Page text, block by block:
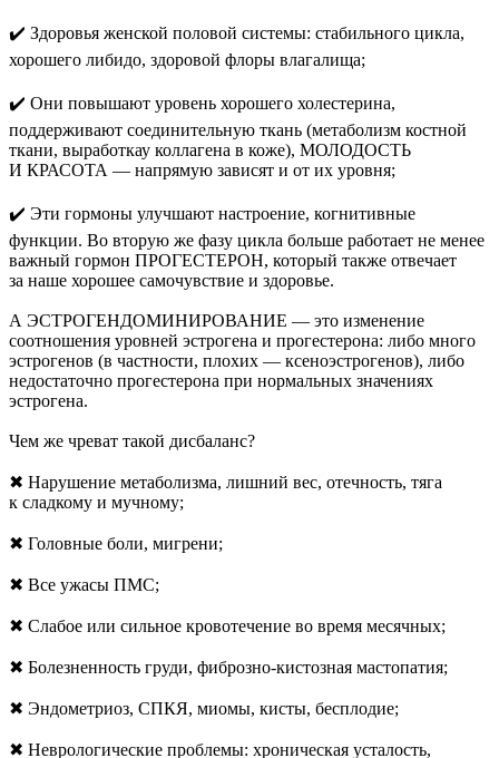
✔️ Здоровья женской половой системы: стабильного цикла,
хорошего либидо, здоровой флоры влагалища;
✔️ Они повышают уровень хорошего холестерина,
поддерживают соединительную ткань (метаболизм костной
ткани, выработкау коллагена в коже), МОЛОДОСТЬ
И КРАСОТА — напрямую зависят и от их уровня;
✔️ Эти гормоны улучшают настроение, когнитивные
функции. Во вторую же фазу цикла больше работает не менее
важный гормон ПРОГЕСТЕРОН, который также отвечает
за наше хорошее самочувствие и здоровье.
А ЭСТРОГЕНДОМИНИРОВАНИЕ — это изменение
соотношения уровней эстрогена и прогестерона: либо много
эстрогенов (в частности, плохих — ксеноэстрогенов), либо
недостаточно прогестерона при нормальных значениях
эстрогена.
Чем же чреват такой дисбаланс?
✖ Нарушение метаболизма, лишний вес, отечность, тяга
к сладкому и мучному;
✖ Головные боли, мигрени;
✖ Все ужасы ПМС;
✖ Слабое или сильное кровотечение во время месячных;
✖ Болезненность груди, фиброзно-кистозная мастопатия;
✖ Эндометриоз, СПКЯ, миомы, кисты, бесплодие;
✖ Неврологические проблемы: хроническая усталость,